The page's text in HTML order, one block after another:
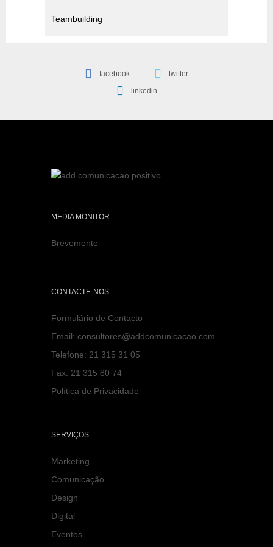
Teambuilding
facebook
twitter
linkedin
MEDIA MONITOR
Brevemente
CONTACTE-NOS
Formulário de Contacto
Email: consultores@addcomunicacao.com
Telefone: 21 315 31 05
Fax: 21 315 80 74
Política de Privacidade
SERVIÇOS
Marketing
Comunicação
Design
Digital
Eventos